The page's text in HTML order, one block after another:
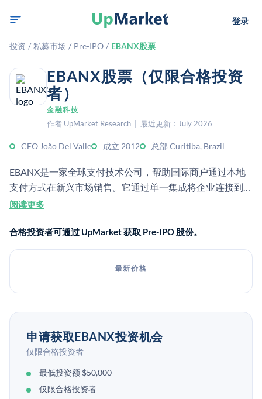
登录
投资 / 私募市场 / Pre-IPO / EBANX股票
EBANX股票（仅限合格投资
者）
金融科技
作者 UpMarket Research | 最近更新：July 2026
CEO João Del Valle 成立 2012 总部 Curitiba, Brazil
EBANX是一家全球支付技术公司，帮助国际商户通过本地
支付方式在新兴市场销售。它通过单一集成将企业连接到拉
丁美洲、非洲和亚洲各地的消费者。
阅读更多
合格投资者可通过 UpMarket 获取 Pre-IPO 股份。
最新价格
申请获取EBANX投资机会
仅限合格投资者
最低投资额 $50,000
仅限合格投资者